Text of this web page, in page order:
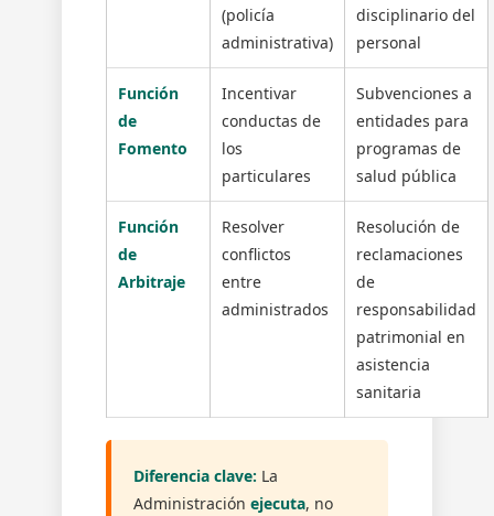
(policía
administrativa)
disciplinario del
personal
Función
de
Fomento
Incentivar
conductas de
los
particulares
Subvenciones a
entidades para
programas de
salud pública
Función
de
Arbitraje
Resolver
conflictos
entre
administrados
Resolución de
reclamaciones
de
responsabilidad
patrimonial en
asistencia
sanitaria
Diferencia clave: La
Administración ejecuta, no